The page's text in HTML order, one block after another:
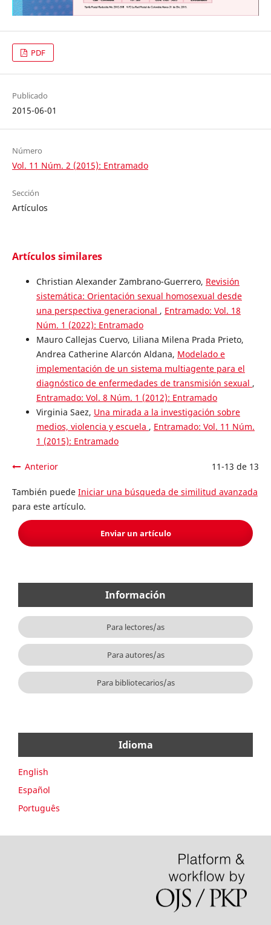
PDF
Publicado
2015-06-01
Número
Vol. 11 Núm. 2 (2015): Entramado
Sección
Artículos
Artículos similares
Christian Alexander Zambrano-Guerrero, Revisión
sistemática: Orientación sexual homosexual desde
una perspectiva generacional , Entramado: Vol. 18
Núm. 1 (2022): Entramado
Mauro Callejas Cuervo, Liliana Milena Prada Prieto,
Andrea Catherine Alarcón Aldana, Modelado e
implementación de un sistema multiagente para el
diagnóstico de enfermedades de transmisión sexual ,
Entramado: Vol. 8 Núm. 1 (2012): Entramado
Virginia Saez, Una mirada a la investigación sobre
medios, violencia y escuela , Entramado: Vol. 11 Núm.
1 (2015): Entramado
Anterior 11-13 de 13
También puede Iniciar una búsqueda de similitud avanzada
para este artículo.
Enviar un artículo
Información
Para lectores/as
Para autores/as
Para bibliotecarios/as
Idioma
English
Español
Português